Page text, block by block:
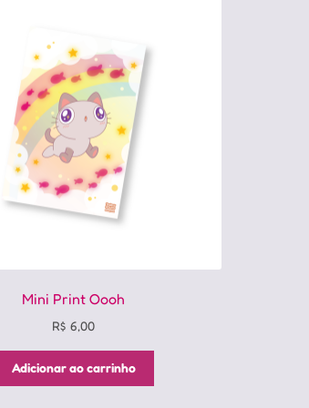
Mini Print Oooh
R$ 6,00
Adicionar ao carrinho